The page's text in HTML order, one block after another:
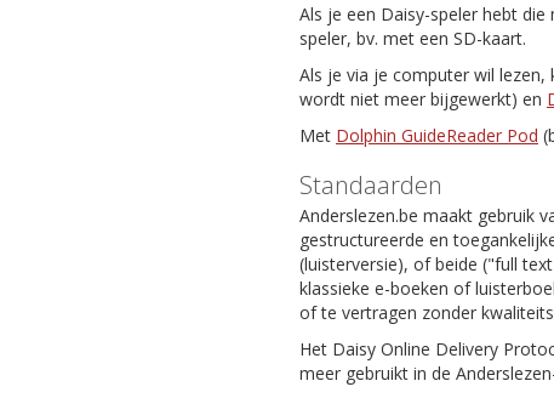
Als je een Daisy-speler hebt
speler, bv. met een SD-kaart.
Als je via je computer wil
wordt niet meer bijgewerkt) en
Met Dolphin GuideReader Pod
Standaarden
Anderslezen.be maakt gebruik
gestructureerde en
(luisterversie), of beide ("full
klassieke e-boeken of
of te vertragen zonder
Het Daisy Online Delivery
meer gebruikt in de